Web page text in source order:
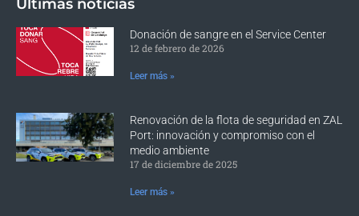
Últimas noticias
Donación de sangre en el Service Center
12 de febrero de 2026
Leer más »
Renovación de la flota de seguridad en ZAL
Port: innovación y compromiso con el
medio ambiente
17 de diciembre de 2025
Leer más »